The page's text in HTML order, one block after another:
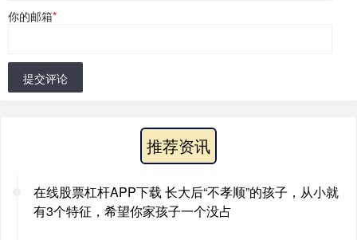
你的邮箱*
提交评论
推荐资讯
在线股票杠杆APP下载 长大后“不孝顺”的孩子，从小就
有3个特征，希望你家孩子一个没占